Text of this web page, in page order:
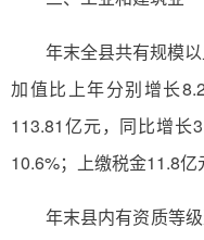
年末全县共有规模
加值比上年分别增长
113.81亿元，同比增长
10.6%；上缴税金11.8亿
年末县内有资质等